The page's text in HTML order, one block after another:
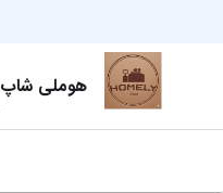
هوملی شاپ